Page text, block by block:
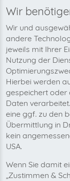
Wir
Wir
Wir und
andere
jeweils mit Ihrer
Nutzung der
Hierbei werden
gespeichert oder
Daten
eine ggf. zu den
Übermittlung in
kein
USA.
Wenn Sie damit
„Zustimmen &